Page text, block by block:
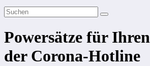
Powersätze für
der Corona-Hotline